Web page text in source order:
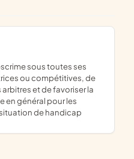
ou compétitives, de
et de favoriser la
en général pour les
de handicap